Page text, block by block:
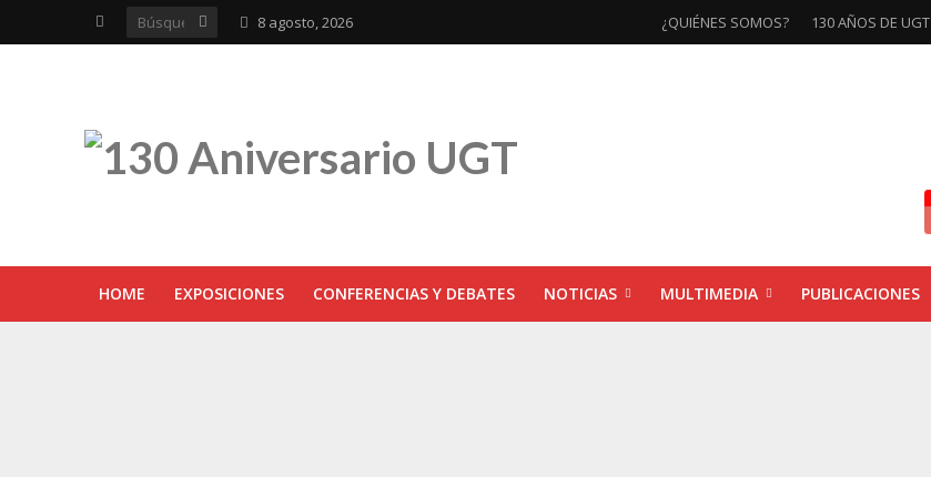
8 agosto, 2026 ¿QUIÉNES SOMOS? 130 AÑOS DE UGT
HOME EXPOSICIONES CONFERENCIAS Y DEBATES NOTICIAS MULTIMEDIA PUBLICACIONES